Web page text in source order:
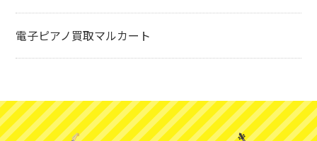
電子ピアノ買取マルカート